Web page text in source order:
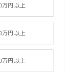
万円以上
万円以上
万円以上